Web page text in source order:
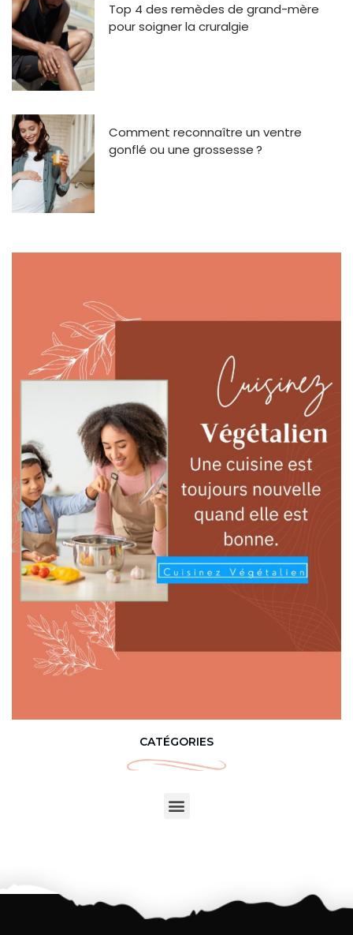
Top 4 des remèdes de grand-mère
pour soigner la cruralgie
Comment reconnaître un ventre
gonflé ou une grossesse ?
CATÉGORIES